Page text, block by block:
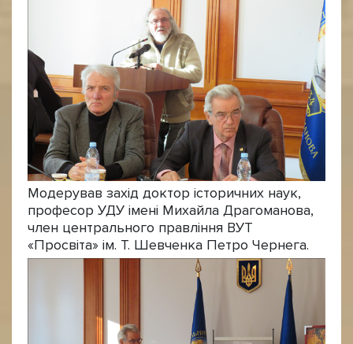
Модерував захід доктор історичних наук,
професор УДУ імені Михайла Драгоманова,
член центрального правління ВУТ
«Просвіта» ім. Т. Шевченка Петро Чернега.